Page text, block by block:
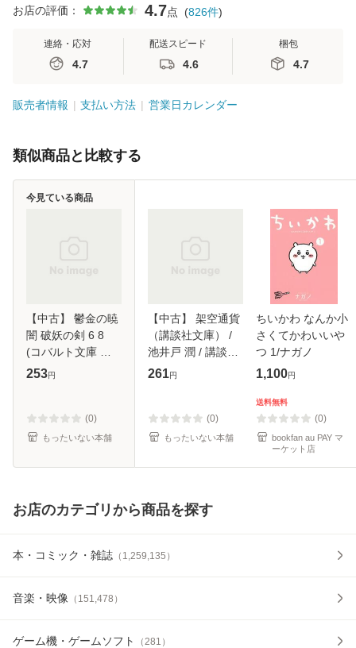
お店の評価： 4.7点 (826件)
連絡・応対
4.7
配送スピード
4.6
梱包
4.7
販売者情報 支払い方法 営業日カレンダー
類似商品と比較する
【中古】 鬱金の暁
闇 破妖の剣 6 8
(コバルト文庫 ま2-
93) / 前田珠子 / 集
253円
(0)
もったいない本舗
今見ている商品
【中古】 架空通貨
（講談社文庫） /
池井戸 潤 / 講談社
[文庫]【メール便送
261円
(0)
もったいない本舗
ちいかわ なんか小
さくてかわいいや
つ 1/ナガノ
1,100円
送料無料
(0)
bookfan au PAY マ
ーケット店
お店のカテゴリから商品を探す
本・コミック・雑誌 （ 1,259,135 ）
音楽・映像 （ 151,478 ）
ゲーム機・ゲームソフト （281 ）